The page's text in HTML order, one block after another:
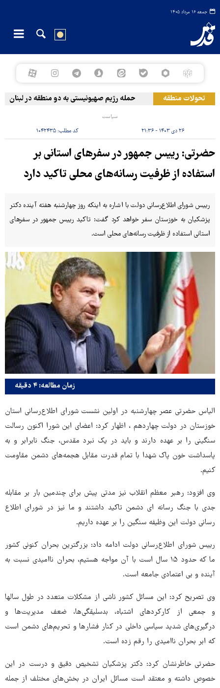
جمعه ۱۶ مرداد ۱۴۰۵
تحولات منطقه حمله رژیم صهیونیستی به دو منطقه در لبنان
سیاست
۲۶ دی ۱۴۰۳ - ۲۱:۳۶ کد مطلب: ۱۰۴۲۴۳۵
حضرتی: رییس جمهور در سفرهای استانی بر
استفاده از ظرفیت رسانه‌های محلی تاکید دارد
رییس شورای اطلاع‌رسانی دولت با اشاره به اینکه روز چهارشنبه هفته آینده دکتر
پزشکیان به خوزستان سفر خواهد کرد گفت: تاکید رییس جمهور در سفرهای
استانی استفاده از ظرفیت رسانه‌های محلی است.
زمان مطالعه: ۴ دقیقه
الیاس حضرتی عصر چهارشنبه در اولین نشست شورای اطلاع‌رسانی استان
خوزستان در دولت چهاردهم ، اظهار کرد: اعضای این شورا اکنون رسالت
سنگینی را بر عهده دارند و باید در یک نبرد مقدس، جنگ نابرابر و به
پاسداشت خون پاک شهدا با تمام قدرت مقابل هجمه‌های دشمن مقاومت
کنیم.
وی افزود: رهبر معظم انقلاب نیز مدتی پیش برای چندمین بار بر مقابله
جدی با جنگ رسانه ای دشمن تاکید داشتند و ما نیز در شورای اطلاع
رسانی دولت این وظیفه سنگین را بر عهده داریم.
رییس شورای اطلاع‌رسانی دولت ادامه داد: بزرگترین بحران کنونی کشور
ما که حدود ۱۵ سال است با آن مواجه هستیم، بحران ناامیدی نسبت به
آینده و بی اعتمادی جامعه است.
وی تصریح کرد: این مسائل کشور ناشی از مشکلات متعدد در طول سالها
و جمعی از کارکردهای اشتباه، بدسلیقگی‌ها، ضعف مدیریت‌ها و
درگیری‌های شدید سیاسی داخلی در کنار فشارها و تحریم‌های دشمن است
که ابر بحران ناامیدی را رقم زده است.
حضرتی خاطرنشان کرد: دکتر پزشکیان تشخیص دقیق و درست در این
خصوص داشته و معتقد است مسائل ایران در بخش‌های مختلف از جمله